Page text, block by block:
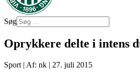
Søg
Oprykkere delte i intens
Sport | Af: nk | 27. juli 2015